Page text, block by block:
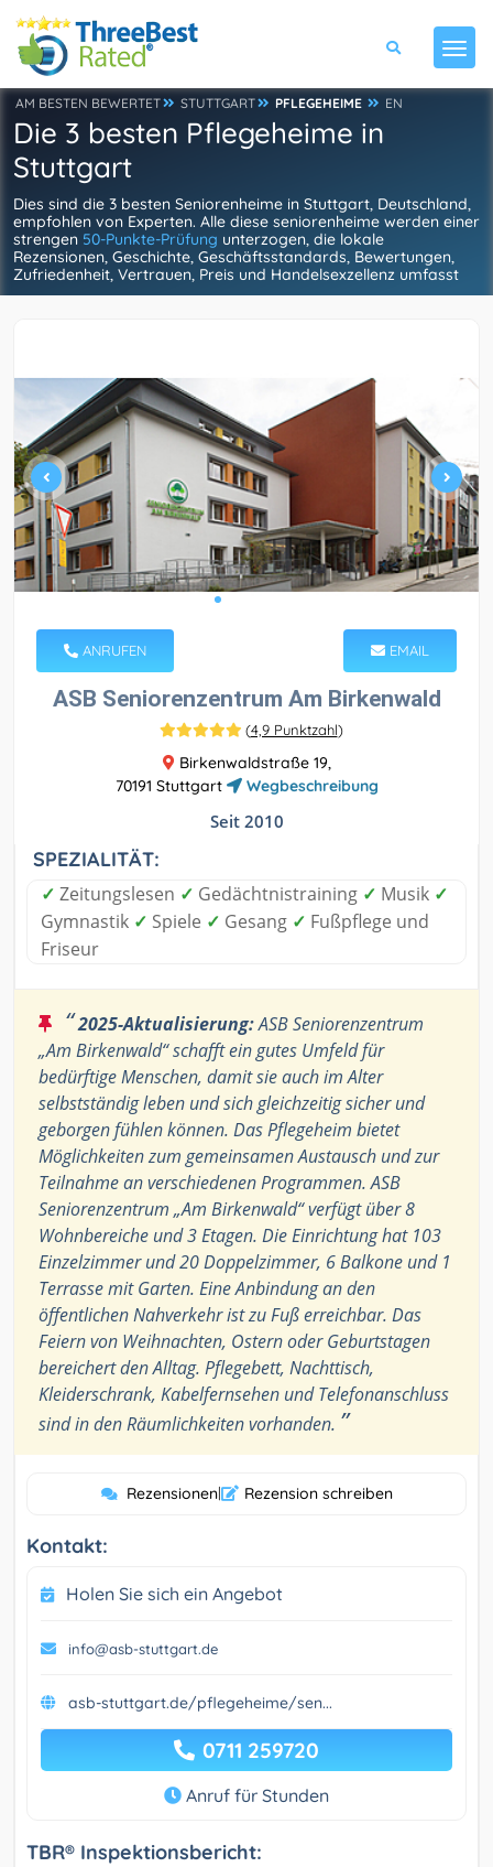
AM BESTEN BEWERTET STUTTGART PFLEGEHEIME EN
Die 3 besten Pflegeheime in
Stuttgart
Dies sind die 3 besten Seniorenheime in Stuttgart, Deutschland,
empfohlen von Experten. Alle diese seniorenheime werden einer
strengen 50-Punkte-Prüfung unterzogen, die lokale
Rezensionen, Geschichte, Geschäftsstandards, Bewertungen,
Zufriedenheit, Vertrauen, Preis und Handelsexzellenz umfasst
ANRUFEN EMAIL
ASB Seniorenzentrum Am Birkenwald
(4,9 Punktzahl)
Birkenwaldstraße 19,
70191 Stuttgart
Wegbeschreibung
Seit 2010
SPEZIALITÄT:
✓ Zeitungslesen ✓ Gedächtnistraining ✓ Musik ✓
Gymnastik ✓ Spiele ✓ Gesang ✓ Fußpflege und
Friseur
“2025-Aktualisierung:ASB Seniorenzentrum
„Am Birkenwald“ schafft ein gutes Umfeld für
bedürftige Menschen, damit sie auch im Alter
selbstständig leben und sich gleichzeitig sicher und
geborgen fühlen können. Das Pflegeheim bietet
Möglichkeiten zum gemeinsamen Austausch und zur
Teilnahme an verschiedenen Programmen. ASB
Seniorenzentrum „Am Birkenwald“ verfügt über 8
Wohnbereiche und 3 Etagen. Die Einrichtung hat 103
Einzelzimmer und 20 Doppelzimmer, 6 Balkone und 1
Terrasse mit Garten. Eine Anbindung an den
öffentlichen Nahverkehr ist zu Fuß erreichbar. Das
Feiern von Weihnachten, Ostern oder Geburtstagen
bereichert den Alltag. Pflegebett, Nachttisch,
Kleiderschrank, Kabelfernsehen und Telefonanschluss
sind in den Räumlichkeiten vorhanden. ”
Rezensionen| Rezension schreiben
Kontakt:
Holen Sie sich ein Angebot
info@asb-stuttgart.de
asb-stuttgart.de/pflegeheime/sen...
0711 259720
Anruf für Stunden
TBR® Inspektionsbericht: